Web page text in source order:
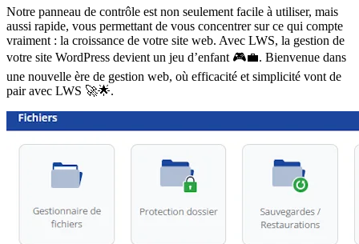
Notre panneau de contrôle est non seulement facile à utiliser, mais
aussi rapide, vous permettant de vous concentrer sur ce qui compte
vraiment : la croissance de votre site web. Avec LWS, la gestion de
votre site WordPress devient un jeu d’enfant 🎮💼. Bienvenue dans
une nouvelle ère de gestion web, où efficacité et simplicité vont de
pair avec LWS 🚀🌟.